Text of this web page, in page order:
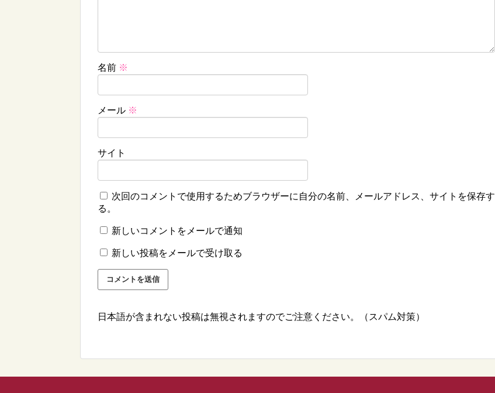
名前 ※
メール ※
サイト
次回のコメントで使用するためブラウザーに自分の名前、メールアドレス、サイトを保存す
る。
新しいコメントをメールで通知
新しい投稿をメールで受け取る
日本語が含まれない投稿は無視されますのでご注意ください。（スパム対策）